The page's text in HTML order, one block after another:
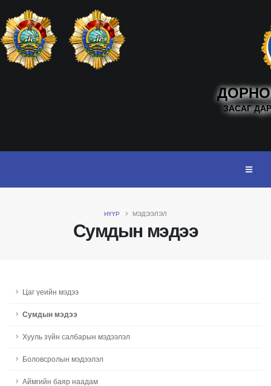
ЗАСАГ
Сумдын мэдээ
НҮҮР МЭДЭЭЛЭЛ
Цаг үеийн мэдээ
Сумдын мэдээ
Хууль зүйн салбарын мэдээлэл
Боловсролын мэдээлэл
Аймгийн баяр наадам